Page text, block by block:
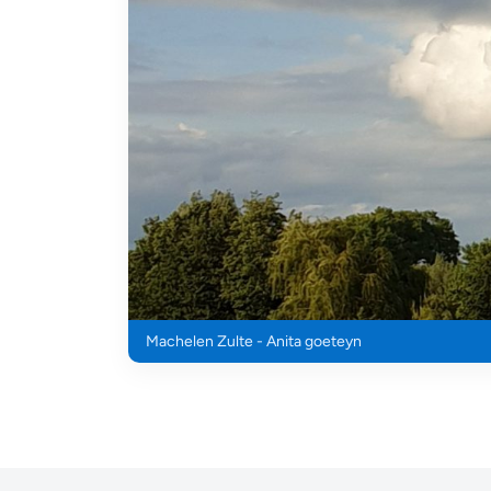
Machelen Zulte - Anita goeteyn